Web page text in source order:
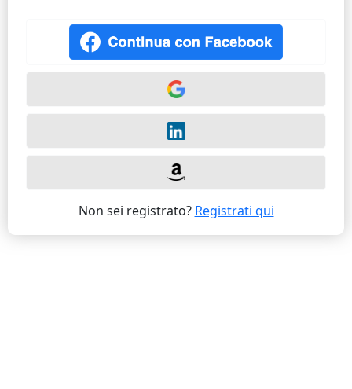
Non sei registrato? Registrati qui